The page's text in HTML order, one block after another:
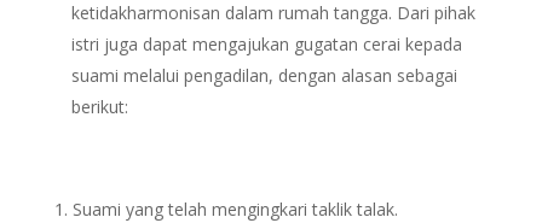
ketidakharmonisan dalam rumah tangga. Dari pihak
istri juga dapat mengajukan gugatan cerai kepada
suami melalui pengadilan, dengan alasan sebagai
berikut:
1. Suami yang telah mengingkari taklik talak.